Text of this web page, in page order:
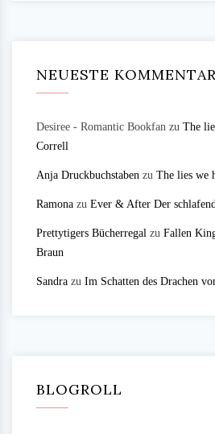
NEUESTE
Desiree - Romantic Bookfan zu The
Correll
Anja Druckbuchstaben zu The lies we
Ramona zu Ever & After Der
Prettytigers Bücherregal zu Fallen
Braun
Sandra zu Im Schatten des Drachen
BLOGROLL